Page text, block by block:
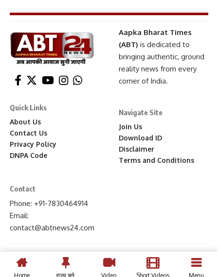
Aapka Bharat Times
(ABT) is dedicated to
bringing authentic, ground
reality news from every
corner of India.
Quick Links
About Us
Contact Us
Privacy Policy
DNPA Code
Navigate Site
Join Us
Download ID
Disclaimer
Terms and Conditions
Contact
Phone: +91-7830464914
Email:
contact@abtnews24.com
Home राज्य चुने Video Short Videos Menu